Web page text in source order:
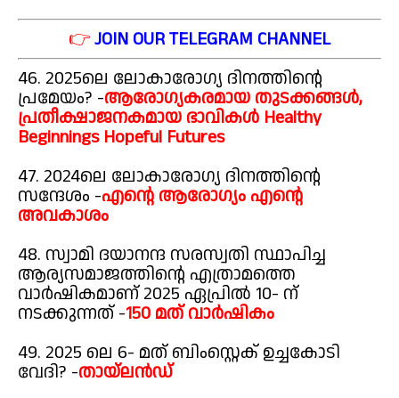
👉JOIN OUR TELEGRAM CHANNEL
46. 2025ലെ ലോകാരോഗ്യ ദിനത്തിന്റെ
പ്രമേയം? -ആരോഗ്യകരമായ തുടക്കങ്ങൾ,
പ്രതീക്ഷാജനകമായ ഭാവികൾ Healthy
Beginnings Hopeful Futures
47. 2024ലെ ലോകാരോഗ്യ ദിനത്തിന്റെ
സന്ദേശം -എന്റെ ആരോഗ്യം എന്റെ
അവകാശം
48. സ്വാമി ദയാനന്ദ സരസ്വതി സ്ഥാപിച്ച
ആര്യസമാജത്തിന്റെ എത്രാമത്തെ
വാർഷികമാണ് 2025 ഏപ്രിൽ 10- ന്
നടക്കുന്നത് -150 മത് വാർഷികം
49. 2025 ലെ 6- മത് ബിംസ്റ്റെക് ഉച്ചകോടി
വേദി? -തായ്‌ലൻഡ്